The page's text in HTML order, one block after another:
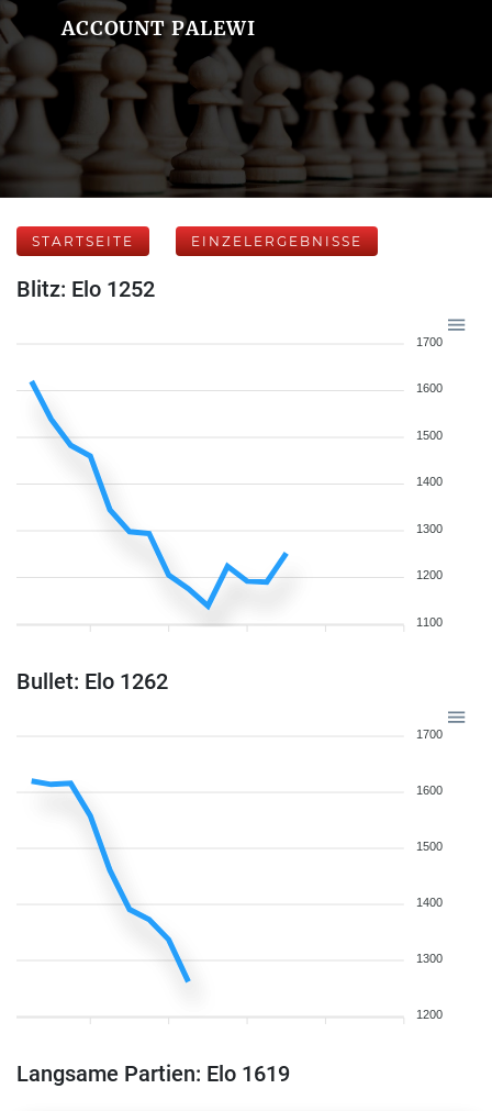
ACCOUNT PALEWI
STARTSEITE EINZELERGEBNISSE
Blitz: Elo 1252
1700
1600
1500
1400
1300
1200
1100
Bullet: Elo 1262
1700
1600
1500
1400
1300
1200
Langsame Partien: Elo 1619